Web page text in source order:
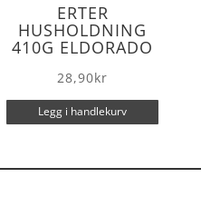
ERTER
HUSHOLDNING
410G ELDORADO
28,90kr
Legg i handlekurv